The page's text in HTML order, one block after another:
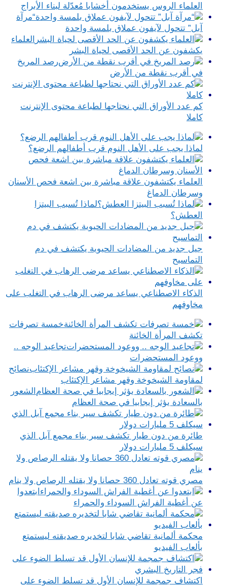
العلماء الروس يستخدمون أخشابا مُعدّلة لبناء الأبراج
“مرآة
آبل” تتحول لآيفون عملاق بلمسة واحدة
العلماء
يكشفون عن الحد الأقصى لحياة البشر
رصد المريخ
في أقرب نقطة من الأرض
كم عدد الأوراق التي نحتاجها لطباعة محتوى الإنترنت
كاملا
لماذا يجب على الأهل النوم قرب أطفالهم الرضع؟
العلماء يكتشفون علاقة مباشرة بين اشعة فحص الأسنان
وسرطان الدماغ
لماذا تُسبب البيتزا
العطش؟
جيل جديد من المضادات الحيوية يكتشف في دم
التماسيح
الذكاء الاصطناعي يساعد مرضى الرهاب في التغلب على
مخاوفهم
خمسة تصرفات
تكشف المرأة الخائنة
تجاعيد الوجه ..
ووعود المستحضرات
نصائح
لمقاومة الشيخوخة وقهر مشاعر الإكتئاب
الشعور
بالسعادة يؤثر إيجابيا في صحة العظام
طائرة من دون طيار تكشف سير بناء مجمع آبل الذي
سيكلف 5 مليارات دولار
مصري قوته تعادل 360 حصانا ولا يقتله الرصاص ولا ينام
ابتعدوا
عن أغطية الفراش السوداء والحمراء
محكمة ألمانية تقاضي شابا لتخديره صديقته ليستمتع
بألعاب الفيديو
اكتشاف جمجمة للإنسان الأول قد تسلط الضوء على